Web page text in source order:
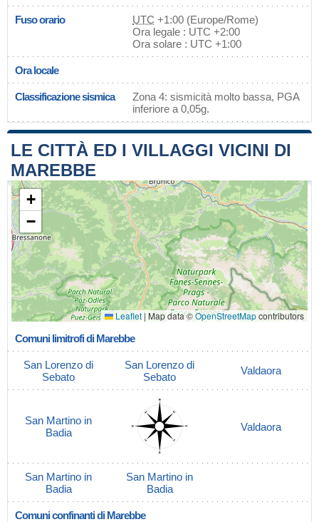
Fuso orario UTC +1:00 (Europe/Rome)
Ora legale : UTC +2:00
Ora solare : UTC +1:00
Ora locale
Classificazione sismica
Zona 4: sismicità molto bassa, PGA
inferiore a 0,05g.
LE CITTÀ ED I VILLAGGI VICINI DI
MAREBBE
+
−
Leaflet | Map data ©OpenStreetMapcontributors
Comuni limitrofi di Marebbe
San Lorenzo di
Sebato
San Lorenzo di
Sebato
Valdaora
San Martino in
Badia
Valdaora
San Martino in
Badia
San Martino in
Badia
Comuni confinanti di Marebbe